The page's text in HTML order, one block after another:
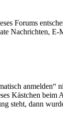
Forums
Nachrichten,
Kästchen
steht, dann